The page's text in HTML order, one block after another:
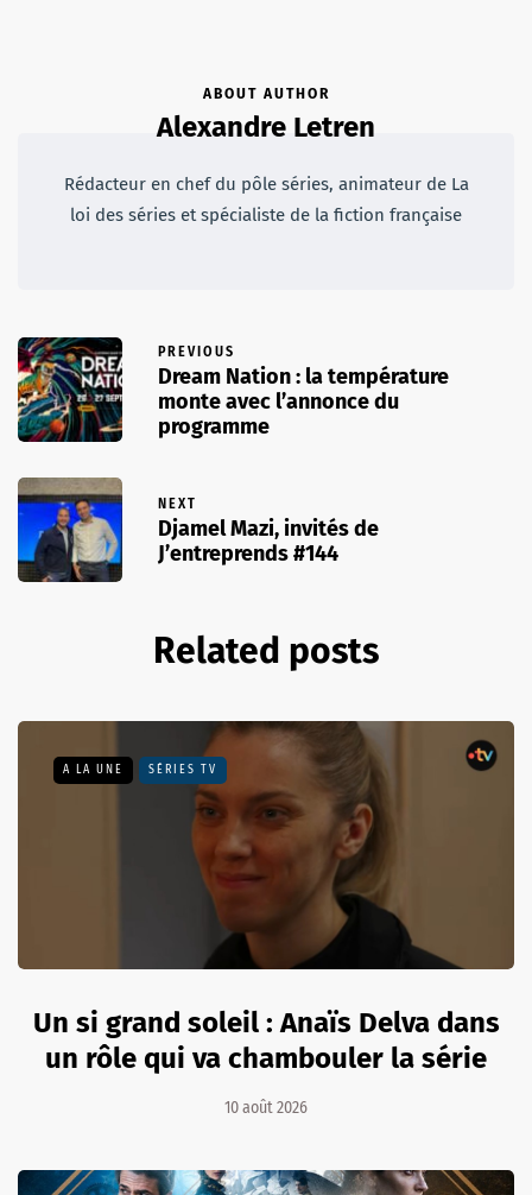
ABOUT AUTHOR
Alexandre Letren
Rédacteur en chef du pôle séries, animateur de La
loi des séries et spécialiste de la fiction française
PREVIOUS
Dream Nation : la température
monte avec l’annonce du
programme
NEXT
Djamel Mazi, invités de
J’entreprends #144
Related posts
A LA UNE SÉRIES TV
Un si grand soleil : Anaïs Delva dans
un rôle qui va chambouler la série
10 août 2026